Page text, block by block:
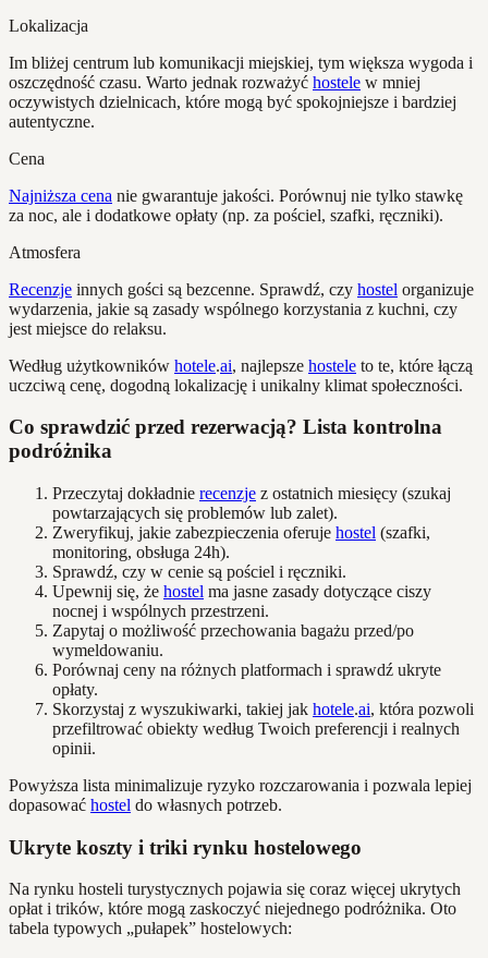
Lokalizacja
Im bliżej centrum lub komunikacji miejskiej, tym większa wygoda i
oszczędność czasu. Warto jednak rozważyć hostele w mniej
oczywistych dzielnicach, które mogą być spokojniejsze i bardziej
autentyczne.
Cena
Najniższa cena nie gwarantuje jakości. Porównuj nie tylko stawkę
za noc, ale i dodatkowe opłaty (np. za pościel, szafki, ręczniki).
Atmosfera
Recenzje innych gości są bezcenne. Sprawdź, czy hostel organizuje
wydarzenia, jakie są zasady wspólnego korzystania z kuchni, czy
jest miejsce do relaksu.
Według użytkowników hotele.ai, najlepsze hostele to te, które łączą
uczciwą cenę, dogodną lokalizację i unikalny klimat społeczności.
Co sprawdzić przed rezerwacją? Lista kontrolna
podróżnika
Przeczytaj dokładnie recenzje z ostatnich miesięcy (szukaj
powtarzających się problemów lub zalet).
Zweryfikuj, jakie zabezpieczenia oferuje hostel (szafki,
monitoring, obsługa 24h).
Sprawdź, czy w cenie są pościel i ręczniki.
Upewnij się, że hostel ma jasne zasady dotyczące ciszy
nocnej i wspólnych przestrzeni.
Zapytaj o możliwość przechowania bagażu przed/po
wymeldowaniu.
Porównaj ceny na różnych platformach i sprawdź ukryte
opłaty.
Skorzystaj z wyszukiwarki, takiej jak hotele.ai, która pozwoli
przefiltrować obiekty według Twoich preferencji i realnych
opinii.
Powyższa lista minimalizuje ryzyko rozczarowania i pozwala lepiej
dopasować hostel do własnych potrzeb.
Ukryte koszty i triki rynku hostelowego
Na rynku hosteli turystycznych pojawia się coraz więcej ukrytych
opłat i trików, które mogą zaskoczyć niejednego podróżnika. Oto
tabela typowych „pułapek” hostelowych: